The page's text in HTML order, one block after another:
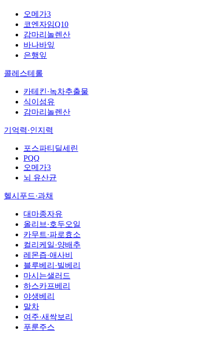
오메가3
코엔자임Q10
감마리놀렌산
바나바잎
은행잎
콜레스테롤
카테킨·녹차추출물
식이섬유
감마리놀렌산
기억력·인지력
포스파티딜세린
PQQ
오메가3
뇌 유산균
헬시푸드·과채
대마종자유
올리브·호두오일
카무트·파로효소
컬리케일·양배추
레몬즙·애사비
블루베리·빌베리
마시는샐러드
하스카프베리
야생베리
말차
여주·새싹보리
푸룬주스